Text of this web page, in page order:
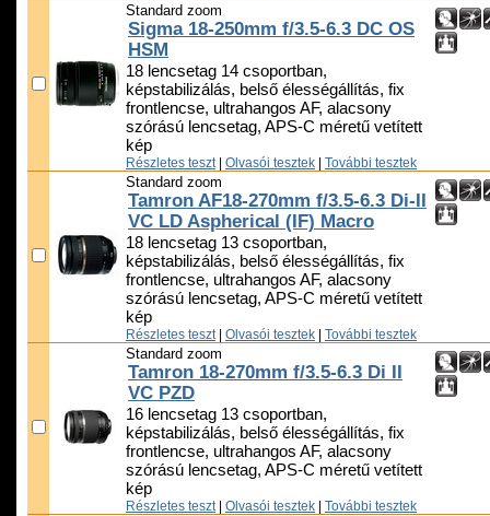
Standard zoom
Sigma 18-250mm f/3.5-6.3 DC OS
HSM
18 lencsetag 14 csoportban,
képstabilizálás, belső élességállítás, fix
frontlencse, ultrahangos AF, alacsony
szórású lencsetag, APS-C méretű vetített
kép
Részletes teszt Olvasói tesztek További tesztek
Standard zoom
Tamron AF18-270mm f/3.5-6.3 Di-II
VC LD Aspherical (IF) Macro
18 lencsetag 13 csoportban,
képstabilizálás, belső élességállítás, fix
frontlencse, ultrahangos AF, alacsony
szórású lencsetag, APS-C méretű vetített
kép
Részletes teszt Olvasói tesztek További tesztek
Standard zoom
Tamron 18-270mm f/3.5-6.3 Di II
VC PZD
16 lencsetag 13 csoportban,
képstabilizálás, belső élességállítás, fix
frontlencse, ultrahangos AF, alacsony
szórású lencsetag, APS-C méretű vetített
kép
Részletes teszt Olvasói tesztek További tesztek